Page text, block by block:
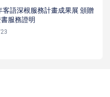
客語深根服務計畫成果展 頒贈
服務證明